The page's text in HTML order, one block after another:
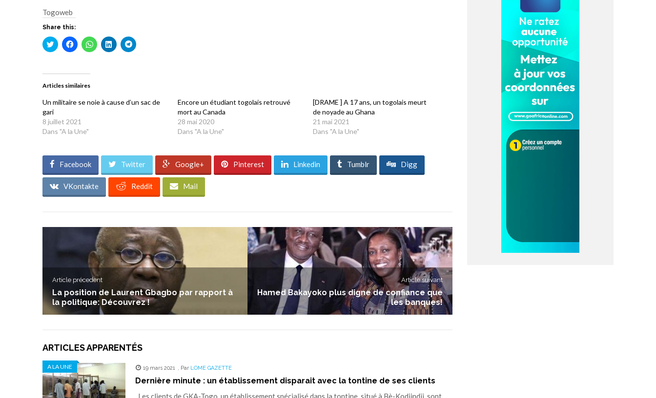
Togoweb
Share this:
Cliquez
pour
dans
nouvelle
Cliquez
pour
dans
nouvelle
Cliquez
pour
Cliquez
pour
Cliquez
pour
Articles similaires
Un militaire se noie à cause d’un sac de
gari
8 juillet 2021
Dans "A la Une"
Encore un étudiant togolais retrouvé
mort au Canada
28 mai 2020
Dans "A la Une"
[DRAME ] A 17 ans, un togolais meurt
de noyade au Ghana
21 mai 2021
Dans "A la Une"
Facebook Twitter Google+ Pinterest Linkedin Tumblr Digg
VKontakte Reddit Mail
Article précedent
La position de Laurent Gbagbo par rapport à
la politique: Découvrez !
Article suivant
Hamed Bakayoko plus digne de confiance que
les banques!
ARTICLES APPARENTÉS
A LA UNE 19 mars 2021 , Par LOME GAZETTE
Dernière minute : un établissement disparait avec la tontine de ses clients
Les clients de GKA-Togo, un établissement spécialisé dans la tontine, situé à Bè-Kodjindji, sont